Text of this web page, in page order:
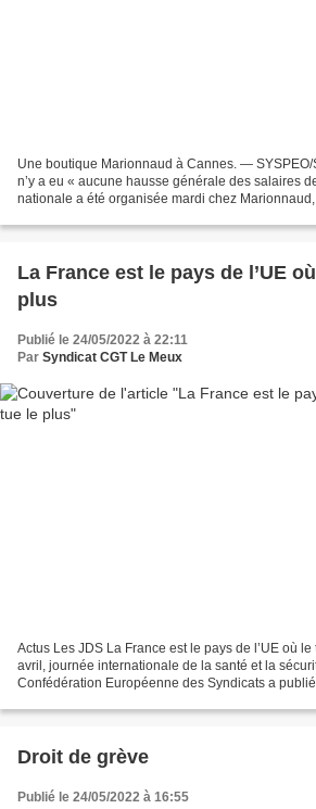
Une boutique Marionnaud à Cannes. — SYSPEO/
n’y a eu « aucune hausse générale des salaires
nationale a été organisée mardi chez
La France est le pays de l’UE
plus
Publié le 24/05/2022 à 22:11
Par Syndicat CGT Le Meux
Actus Les JDS La France est le pays de l’UE où
avril, journée internationale de la santé et la
Confédération Européenne des Syndicats a
Droit de grève
Publié le 24/05/2022 à 16:55